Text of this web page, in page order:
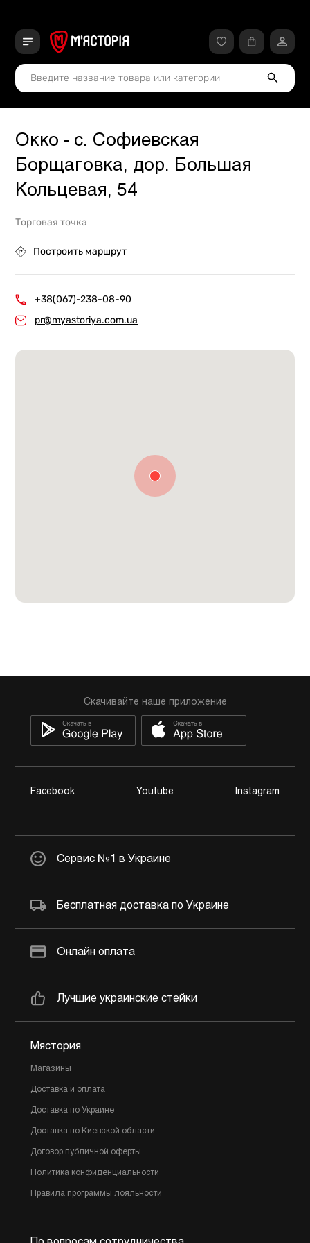
Окко - с. Софиевская
Борщаговка, дор. Большая
Кольцевая, 54
Торговая точка
Построить маршрут
+38(067)-238-08-90
pr@myastoriya.com.ua
Скачивайте наше приложение
Facebook Youtube Instagram
Сервис №1 в Украине
Бесплатная доставка по Украине
Онлайн оплата
Лучшие украинские стейки
Мястория
Магазины
Доставка и оплата
Доставка по Украине
Доставка по Киевской области
Договор публичной оферты
Политика конфиденциальности
Правила программы лояльности